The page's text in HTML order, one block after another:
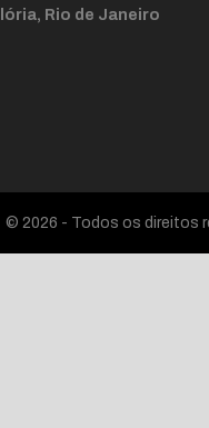
Rio de Janeiro
© 2026 - Todos os direitos